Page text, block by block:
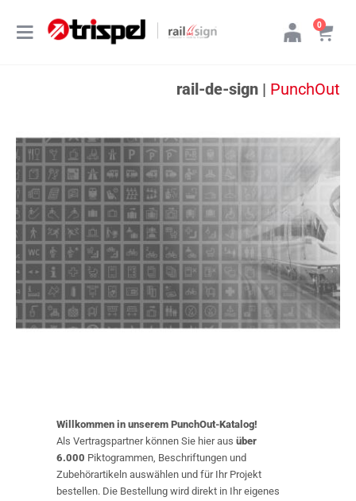
Navigation
Cart
0Artikel
rail-de-sign | PunchOut
Willkommen in unserem PunchOut-Katalog!
Als Vertragspartner können Sie hier aus über
6.000 Piktogrammen, Beschriftungen und
Zubehörartikeln auswählen und für Ihr Projekt
bestellen. Die Bestellung wird direkt in Ihr eigenes